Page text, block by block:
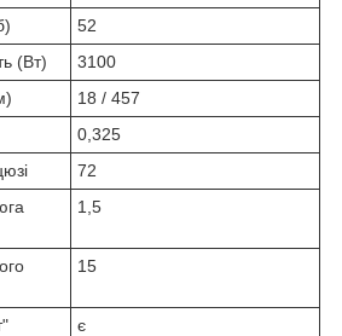
52
(Вт)
3100
18 / 457
0,325
72
1,5
15
є